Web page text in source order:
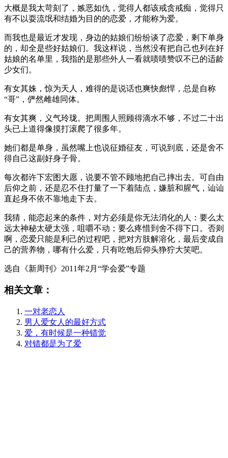
大概是我太苛刻了，嫉恶如仇，觉得人都该戒贪戒痴，觉得只
有不以耍流氓和结婚为目的的恋爱，才能称为爱。
而我也是最近才发现，身边的姑娘们纷纷谈了恋爱，剩下单身
的，却全是些好姑娘们。我这样说，当然没有把自己也列在好
姑娘的名单里，我指的是那些外人一看就啧啧赞叹不已的适龄
少女们。
有女其姝，惊为天人，难得的是说话也爽快彪悍，总是自称
“哥”，俨然雌雄同体。
有女其爽，义气玲珑。把周围人照顾得滴水不够，不过二十出
头已上道得像摸打滚爬了很多年。
她们都是单身，虽然嘴上也说征婚征友，可说到底，还是舍不
得自己这副好身子骨。
每次都许下宏图大愿，说要不管不顾地把自己摔出去。可自由
后仰之前，还是忍不住打量了一下着陆点，嫌脏和腥气，讪讪
直起身不依不靠地走下去。
我猜，能恋起来的条件，对方必须是你无法消化的人：要么太
远太神秘太硬太强，咀嚼不动；要么疼惜到舍不得下口。否则
啊，恋爱只能是利己的过程吧，把对方肢解溶化，最后变成自
己的营养物，哪有什么爱，只有吃饱后仰头狰狞大笑吧。
选自《新周刊》2011年2月“学会爱”专题
相关文章：
一对老恋人
男人爱女人的最好方式
爱，有时候是一种错觉
对错都是为了爱